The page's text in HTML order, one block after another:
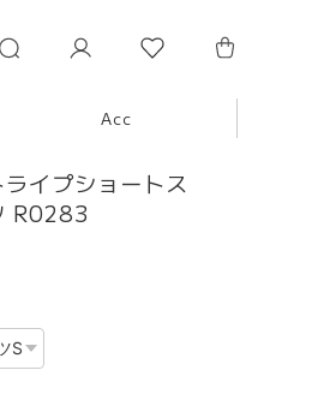
Acc
イプショートス
R0283